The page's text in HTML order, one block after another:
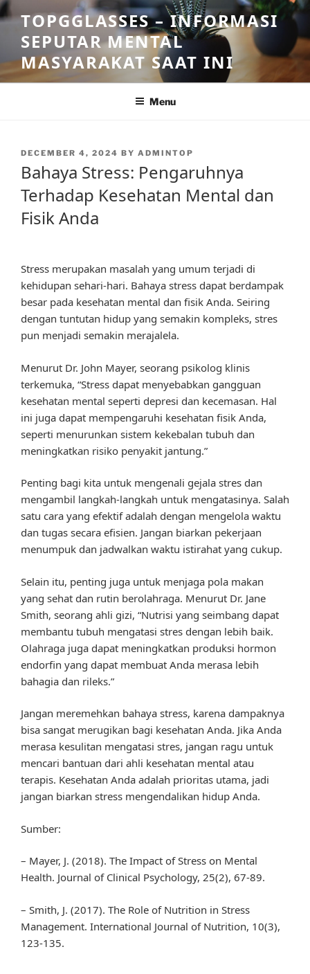
Skip
to
content
TOPGGLASSES – INFORMASI
SEPUTAR MENTAL
MASYARAKAT SAAT INI
Menu
POSTED
DECEMBER 4, 2024 BY ADMINTOP
Bahaya Stress: Pengaruhnya
Terhadap Kesehatan Mental dan
Fisik Anda
Stress merupakan masalah yang umum terjadi di
kehidupan sehari-hari. Bahaya stress dapat berdampak
besar pada kesehatan mental dan fisik Anda. Seiring
dengan tuntutan hidup yang semakin kompleks, stres
pun menjadi semakin merajalela.
Menurut Dr. John Mayer, seorang psikolog klinis
terkemuka, “Stress dapat menyebabkan gangguan
kesehatan mental seperti depresi dan kecemasan. Hal
ini juga dapat mempengaruhi kesehatan fisik Anda,
seperti menurunkan sistem kekebalan tubuh dan
meningkatkan risiko penyakit jantung.”
Penting bagi kita untuk mengenali gejala stres dan
mengambil langkah-langkah untuk mengatasinya. Salah
satu cara yang efektif adalah dengan mengelola waktu
dan tugas secara efisien. Jangan biarkan pekerjaan
menumpuk dan jadwalkan waktu istirahat yang cukup.
Selain itu, penting juga untuk menjaga pola makan
yang sehat dan rutin berolahraga. Menurut Dr. Jane
Smith, seorang ahli gizi, “Nutrisi yang seimbang dapat
membantu tubuh mengatasi stres dengan lebih baik.
Olahraga juga dapat meningkatkan produksi hormon
endorfin yang dapat membuat Anda merasa lebih
bahagia dan rileks.”
Jangan meremehkan bahaya stress, karena dampaknya
bisa sangat merugikan bagi kesehatan Anda. Jika Anda
merasa kesulitan mengatasi stres, jangan ragu untuk
mencari bantuan dari ahli kesehatan mental atau
terapis. Kesehatan Anda adalah prioritas utama, jadi
jangan biarkan stress mengendalikan hidup Anda.
Sumber:
– Mayer, J. (2018). The Impact of Stress on Mental
Health. Journal of Clinical Psychology, 25(2), 67-89.
– Smith, J. (2017). The Role of Nutrition in Stress
Management. International Journal of Nutrition, 10(3),
123-135.